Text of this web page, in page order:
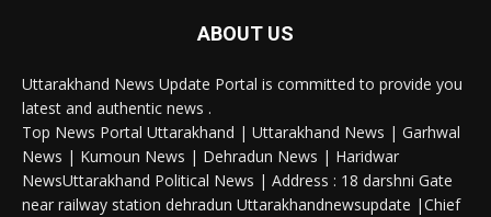
ABOUT US
Uttarakhand News Update Portal is committed to provide you
latest and authentic news .
Top News Portal Uttarakhand | Uttarakhand News | Garhwal
News | Kumoun News | Dehradun News | Haridwar
NewsUttarakhand Political News | Address : 18 darshni Gate
near railway station dehradun Uttarakhandnewsupdate |Chief